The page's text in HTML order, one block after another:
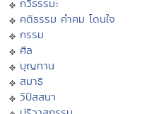
กวีธรรมะ
คติธรรม คำคม โดนใจ
กรรม
ศีล
บุญทาน
สมาธิ
วิปัสสนา